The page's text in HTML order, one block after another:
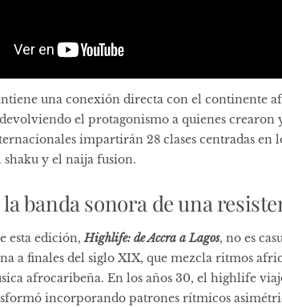
una conexión directa con el continente
el protagonismo a quienes crearon
impartirán 28 clases centradas en
shaku y el naija fusion.
banda sonora de una
esta edición,Highlife: de Accra a Lagos, no es
a finales del siglo XIX, que mezcla ritmos
afrocaribeña. En los años 30, el highlife
incorporando patrones rítmicos